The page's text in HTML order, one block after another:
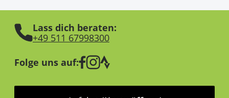
Lass dich beraten:
+49 511 67998300
Folge uns auf: